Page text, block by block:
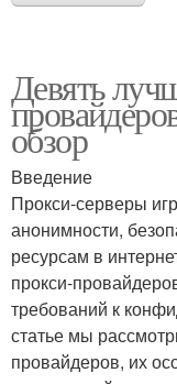
Девять
обзор
Введение
Прокси-серверы
анонимности,
ресурсам в
прокси-
требований к
статье мы
провайдеров, их